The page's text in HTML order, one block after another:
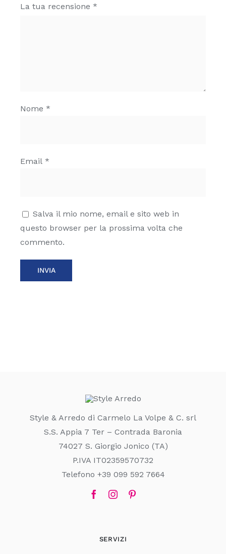
La tua recensione *
Nome *
Email *
Salva il mio nome, email e sito web in
questo browser per la prossima volta che
commento.
Style & Arredo di Carmelo La Volpe & C. srl
S.S. Appia 7 Ter – Contrada Baronia
74027 S. Giorgio Jonico (TA)
P.IVA IT02359570732
Telefono +39 099 592 7664
SERVIZI